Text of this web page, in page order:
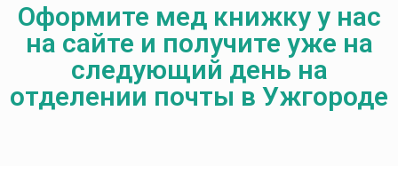
Оформите мед книжку у нас
на сайте и получите уже на
следующий день на
отделении почты в Ужгороде